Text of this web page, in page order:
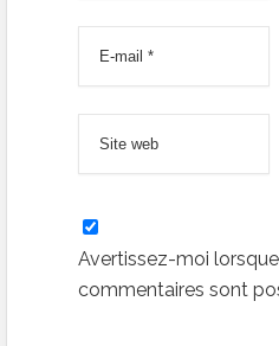
Avertissez-moi
commentaires sont